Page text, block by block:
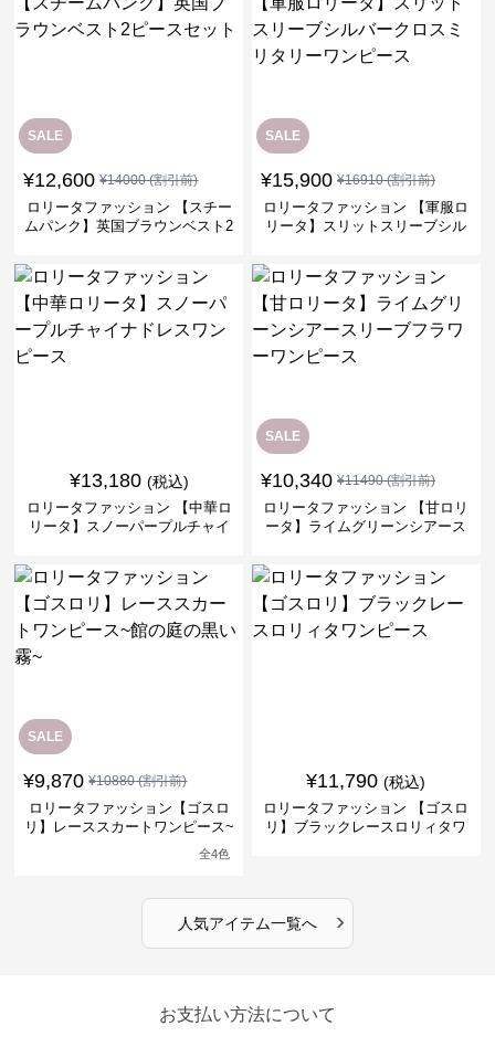
SALE
¥12,600 ¥14000(割引前)
ロリータファッション 【スチー
ムパンク】英国ブラウンベスト2
SALE
¥15,900 ¥16910(割引前)
ロリータファッション 【軍服ロ
リータ】スリットスリーブシル
¥13,180 (税込)
ロリータファッション 【中華ロ
リータ】スノーパープルチャイ
SALE
¥10,340 ¥11490(割引前)
ロリータファッション 【甘ロリ
ータ】ライムグリーンシアース
SALE
¥9,870 ¥10880(割引前)
ロリータファッション【ゴスロ
リ】レーススカートワンピース~
全4色
¥11,790 (税込)
ロリータファッション 【ゴスロ
リ】ブラックレースロリィタワ
人気アイテム一覧へ ›
お支払い方法について